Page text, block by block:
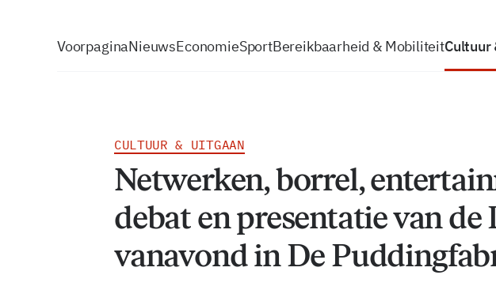
VoorpaginaNieuwsEconomieSportBereikbaarheid & MobiliteitCultuur
CULTUUR & UITGAAN
Netwerken, borrel,
debat en presentatie van de
vanavond in De